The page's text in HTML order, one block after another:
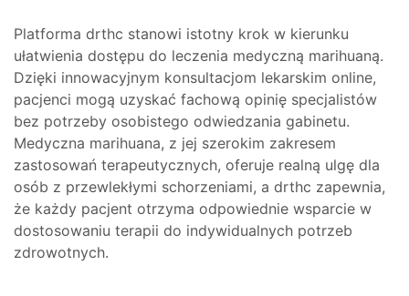
Platforma drthc stanowi istotny krok w kierunku
ułatwienia dostępu do leczenia medyczną marihuaną.
Dzięki innowacyjnym konsultacjom lekarskim online,
pacjenci mogą uzyskać fachową opinię specjalistów
bez potrzeby osobistego odwiedzania gabinetu.
Medyczna marihuana, z jej szerokim zakresem
zastosowań terapeutycznych, oferuje realną ulgę dla
osób z przewlekłymi schorzeniami, a drthc zapewnia,
że każdy pacjent otrzyma odpowiednie wsparcie w
dostosowaniu terapii do indywidualnych potrzeb
zdrowotnych.